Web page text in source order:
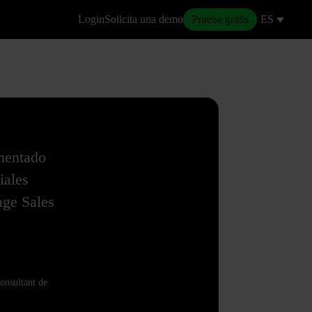
LoginSolicita una demo Prueba gratis ES
Sales
de